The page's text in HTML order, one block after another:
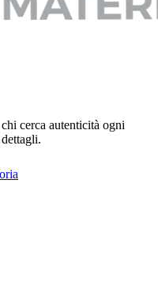
cerca autenticità ogni